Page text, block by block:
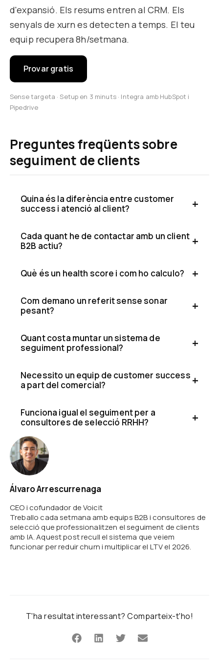
d'expansió. Els resums entren al CRM. Els
senyals de xurn es detecten a temps. El teu
equip recupera 8h/setmana.
Provar gratis
Sense targeta · Setup en 3 minuts · Integra amb HubSpot i
Pipedrive
Preguntes freqüents sobre
seguiment de clients
Quina és la diferència entre customer
success i atenció al client?
Cada quant he de contactar amb un client
B2B actiu?
Què és un health score i com ho calculo?
Com demano un referit sense sonar
pesant?
Quant costa muntar un sistema de
seguiment professional?
Necessito un equip de customer success
a part del comercial?
Funciona igual el seguiment per a
consultores de selecció RRHH?
Álvaro Arrescurrenaga
CEO i cofundador de Voicit
Treballo cada setmana amb equips B2B i consultores de
selecció que professionalitzen el seguiment de clients
amb IA. Aquest post recull el sistema que veiem
funcionar per reduir churn i multiplicar el LTV el 2026.
T'ha resultat interessant? Comparteix-t'ho!